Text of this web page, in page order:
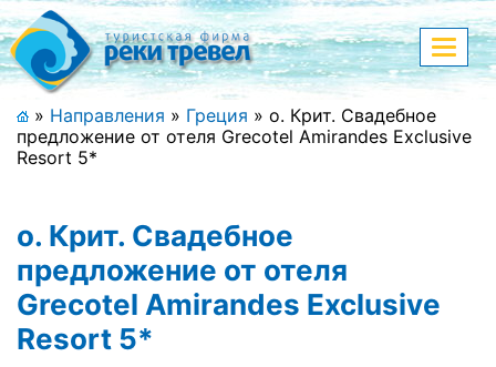
Меню
+7 (911) 182-44-68
Адрес офиса, контакты
Главная
Спецпредложения
меню
» Направления » Греция » о. Крит. Свадебное
предложение от отеля Grecotel Amirandes Exclusive
Resort 5*
о. Крит. Свадебное
предложение от отеля
Grecotel Amirandes Exclusive
Resort 5*